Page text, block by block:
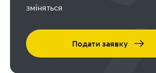
зміняться
Подати заявку